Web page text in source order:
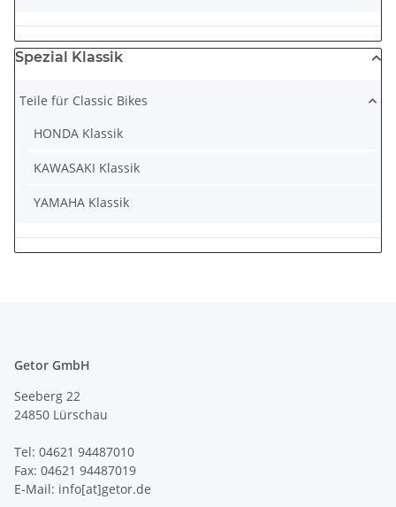
Spezial Klassik
Teile für Classic Bikes
HONDA Klassik
KAWASAKI Klassik
YAMAHA Klassik
Getor GmbH
Seeberg 22
24850 Lürschau
Tel: 04621 94487010
Fax: 04621 94487019
E-Mail: info[at]getor.de